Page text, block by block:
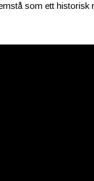
som ett historisk